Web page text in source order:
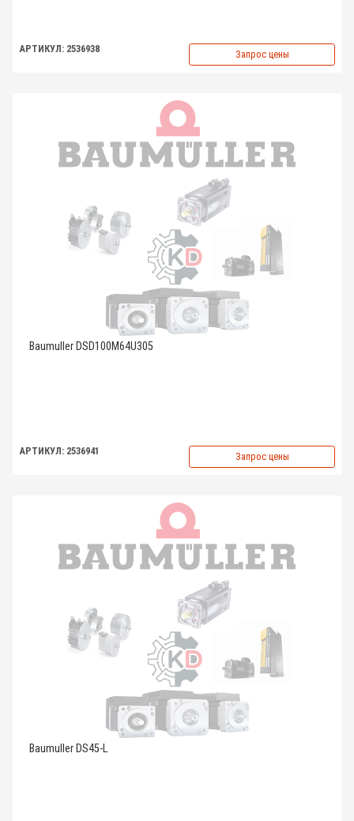
АРТИКУЛ: 2536938 Запрос цены
Baumuller DSD100M64U305
АРТИКУЛ: 2536941 Запрос цены
Baumuller DS45-L